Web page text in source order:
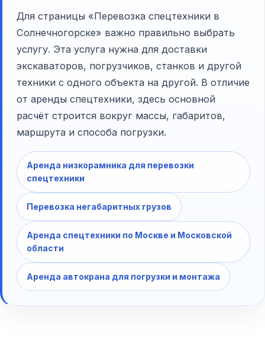
Для страницы «Перевозка спецтехники в
Солнечногорске» важно правильно выбрать
услугу. Эта услуга нужна для доставки
экскаваторов, погрузчиков, станков и другой
техники с одного объекта на другой. В отличие
от аренды спецтехники, здесь основной
расчёт строится вокруг массы, габаритов,
маршрута и способа погрузки.
Аренда низкорамника для перевозки
спецтехники
Перевозка негабаритных грузов
Аренда спецтехники по Москве и Московской
области
Аренда автокрана для погрузки и монтажа